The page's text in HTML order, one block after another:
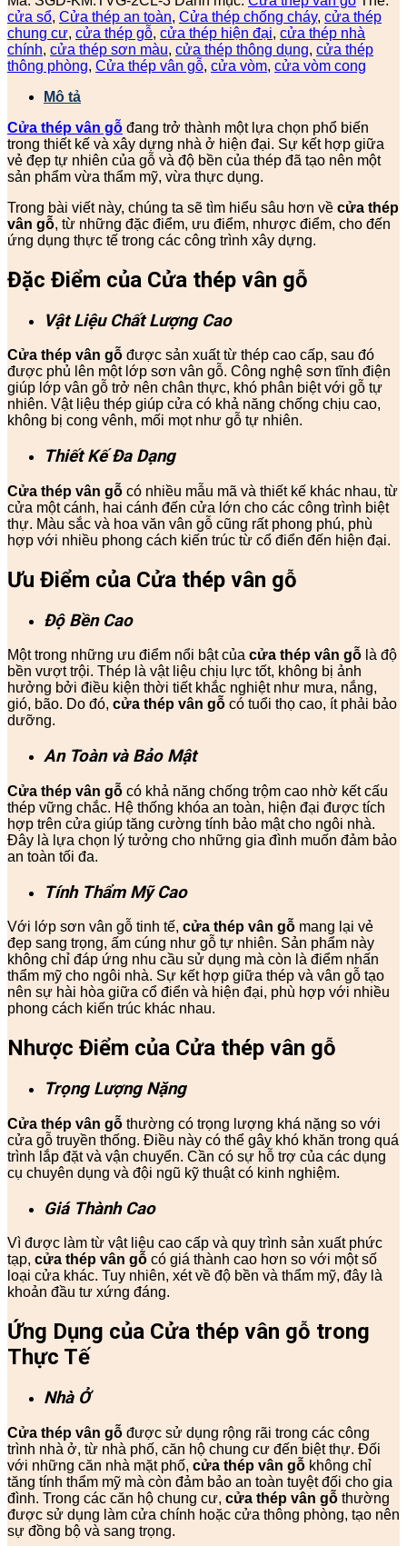
cửa sổ, Cửa thép an toàn, Cửa thép chống cháy, cửa thép
chung cư, cửa thép gỗ, cửa thép hiện đại, cửa thép nhà
chính, cửa thép sơn màu, cửa thép thông dụng, cửa thép
thông phòng, Cửa thép vân gỗ, cửa vòm, cửa vòm cong
Mô tả
Cửa thép vân gỗ đang trở thành một lựa chọn phổ biến
trong thiết kế và xây dựng nhà ở hiện đại. Sự kết hợp giữa
vẻ đẹp tự nhiên của gỗ và độ bền của thép đã tạo nên một
sản phẩm vừa thẩm mỹ, vừa thực dụng.
Trong bài viết này, chúng ta sẽ tìm hiểu sâu hơn về cửa thép
vân gỗ, từ những đặc điểm, ưu điểm, nhược điểm, cho đến
ứng dụng thực tế trong các công trình xây dựng.
Đặc Điểm của Cửa thép vân gỗ
Vật Liệu Chất Lượng Cao
Cửa thép vân gỗ được sản xuất từ thép cao cấp, sau đó
được phủ lên một lớp sơn vân gỗ. Công nghệ sơn tĩnh điện
giúp lớp vân gỗ trở nên chân thực, khó phân biệt với gỗ tự
nhiên. Vật liệu thép giúp cửa có khả năng chống chịu cao,
không bị cong vênh, mối mọt như gỗ tự nhiên.
Thiết Kế Đa Dạng
Cửa thép vân gỗ có nhiều mẫu mã và thiết kế khác nhau, từ
cửa một cánh, hai cánh đến cửa lớn cho các công trình biệt
thự. Màu sắc và hoa văn vân gỗ cũng rất phong phú, phù
hợp với nhiều phong cách kiến trúc từ cổ điển đến hiện đại.
Ưu Điểm của Cửa thép vân gỗ
Độ Bền Cao
Một trong những ưu điểm nổi bật của cửa thép vân gỗ là độ
bền vượt trội. Thép là vật liệu chịu lực tốt, không bị ảnh
hưởng bởi điều kiện thời tiết khắc nghiệt như mưa, nắng,
gió, bão. Do đó, cửa thép vân gỗ có tuổi thọ cao, ít phải bảo
dưỡng.
An Toàn và Bảo Mật
Cửa thép vân gỗ có khả năng chống trộm cao nhờ kết cấu
thép vững chắc. Hệ thống khóa an toàn, hiện đại được tích
hợp trên cửa giúp tăng cường tính bảo mật cho ngôi nhà.
Đây là lựa chọn lý tưởng cho những gia đình muốn đảm bảo
an toàn tối đa.
Tính Thẩm Mỹ Cao
Với lớp sơn vân gỗ tinh tế, cửa thép vân gỗ mang lại vẻ
đẹp sang trọng, ấm cúng như gỗ tự nhiên. Sản phẩm này
không chỉ đáp ứng nhu cầu sử dụng mà còn là điểm nhấn
thẩm mỹ cho ngôi nhà. Sự kết hợp giữa thép và vân gỗ tạo
nên sự hài hòa giữa cổ điển và hiện đại, phù hợp với nhiều
phong cách kiến trúc khác nhau.
Nhược Điểm của Cửa thép vân gỗ
Trọng Lượng Nặng
Cửa thép vân gỗ thường có trọng lượng khá nặng so với
cửa gỗ truyền thống. Điều này có thể gây khó khăn trong quá
trình lắp đặt và vận chuyển. Cần có sự hỗ trợ của các dụng
cụ chuyên dụng và đội ngũ kỹ thuật có kinh nghiệm.
Giá Thành Cao
Vì được làm từ vật liệu cao cấp và quy trình sản xuất phức
tạp, cửa thép vân gỗ có giá thành cao hơn so với một số
loại cửa khác. Tuy nhiên, xét về độ bền và thẩm mỹ, đây là
khoản đầu tư xứng đáng.
Ứng Dụng của Cửa thép vân gỗ trong
Thực Tế
Nhà Ở
Cửa thép vân gỗ được sử dụng rộng rãi trong các công
trình nhà ở, từ nhà phố, căn hộ chung cư đến biệt thự. Đối
với những căn nhà mặt phố, cửa thép vân gỗ không chỉ
tăng tính thẩm mỹ mà còn đảm bảo an toàn tuyệt đối cho gia
đình. Trong các căn hộ chung cư, cửa thép vân gỗ thường
được sử dụng làm cửa chính hoặc cửa thông phòng, tạo nên
sự đồng bộ và sang trọng.